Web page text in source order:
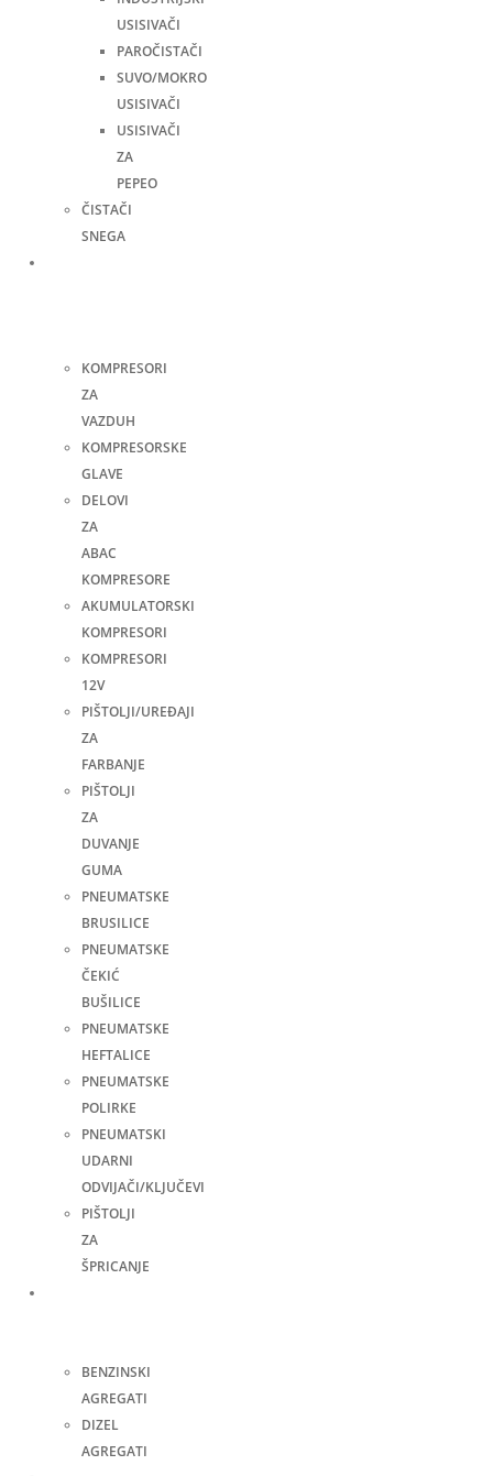
USISIVAČI
PAROČISTAČI
SUVO/MOKRO
USISIVAČI
USISIVAČI
ZA
PEPEO
ČISTAČI
SNEGA
KOMPRESORI
ZA
VAZDUH
KOMPRESORSKE
GLAVE
DELOVI
ZA
ABAC
KOMPRESORE
AKUMULATORSKI
KOMPRESORI
KOMPRESORI
12V
PIŠTOLJI/UREĐAJI
ZA
FARBANJE
PIŠTOLJI
ZA
DUVANJE
GUMA
PNEUMATSKE
BRUSILICE
PNEUMATSKE
ČEKIĆ
BUŠILICE
PNEUMATSKE
HEFTALICE
PNEUMATSKE
POLIRKE
PNEUMATSKI
UDARNI
ODVIJAČI/KLJUČEVI
PIŠTOLJI
ZA
ŠPRICANJE
BENZINSKI
AGREGATI
DIZEL
AGREGATI